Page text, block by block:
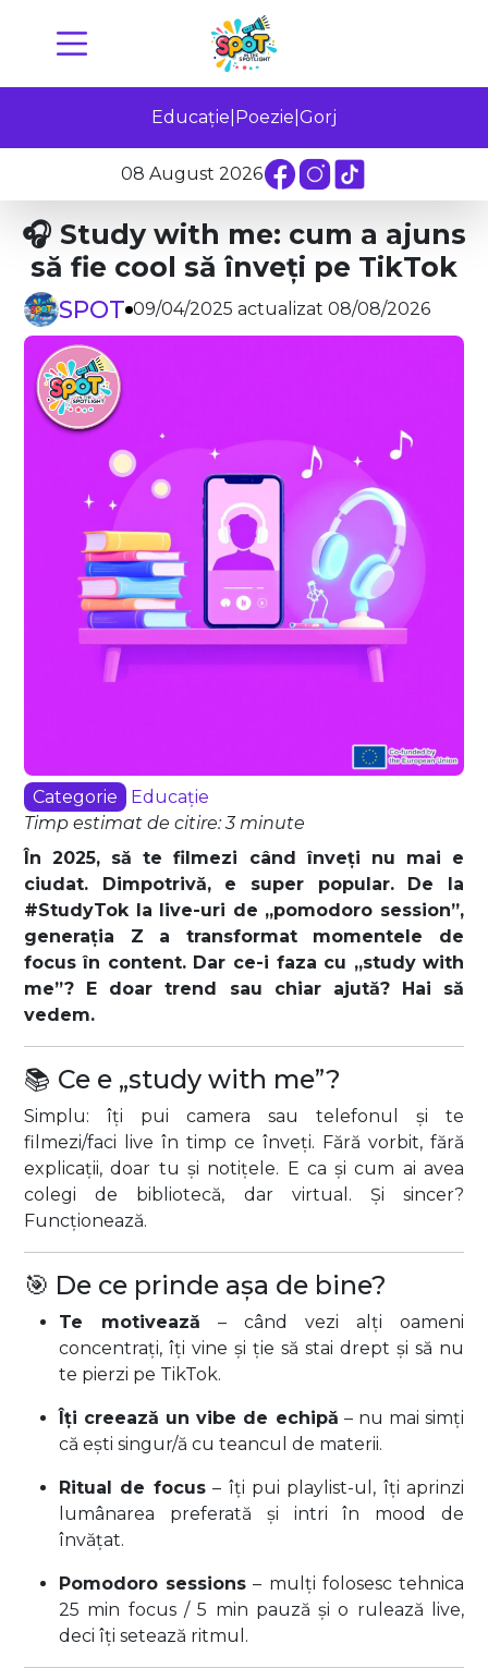
Educație Poezie Gorj
08 August 2026
🎧 Study with me: cum a ajuns
să fie cool să înveți pe TikTok
SPOT 09/04/2025 actualizat 08/08/2026
Categorie
Educație
Timp estimat de citire: 3 minute
În 2025, să te filmezi când înveți nu mai e
ciudat. Dimpotrivă, e super popular. De la
#StudyTok la live-uri de „pomodoro session”,
generația Z a transformat momentele de
focus în content. Dar ce-i faza cu „study with
me”? E doar trend sau chiar ajută? Hai să
vedem.
📚 Ce e „study with me”?
Simplu: îți pui camera sau telefonul și te
filmezi/faci live în timp ce înveți. Fără vorbit, fără
explicații, doar tu și notițele. E ca și cum ai avea
colegi de bibliotecă, dar virtual. Și sincer?
Funcționează.
🎯 De ce prinde așa de bine?
Te motivează – când vezi alți oameni
concentrați, îți vine și ție să stai drept și să nu
te pierzi pe TikTok.
Îți creează un vibe de echipă – nu mai simți
că ești singur/ă cu teancul de materii.
Ritual de focus– îți pui playlist-ul, îți aprinzi
lumânarea preferată și intri în mood de
învățat.
Pomodoro sessions – mulți folosesc tehnica
25 min focus / 5 min pauză și o rulează live,
deci îți setează ritmul.